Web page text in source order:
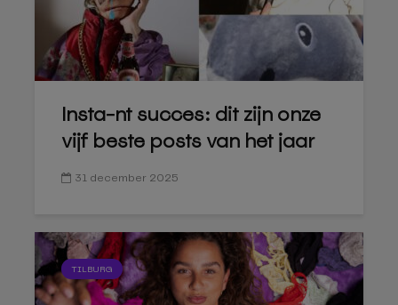
Insta-nt succes: dit zijn onze
vijf beste posts van het jaar
31 december 2025
TILBURG